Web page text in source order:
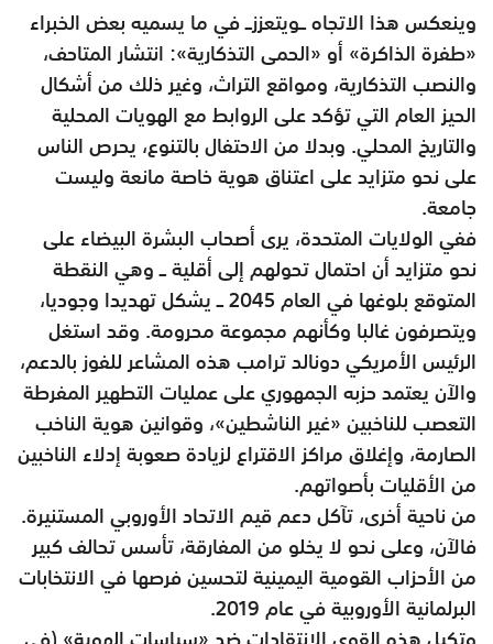
وينعكس هذا الاتجاه ــويتعززــ في ما يسميه بعض الخبراء
«طفرة الذاكرة» أو «الحمى التذكارية»: انتشار المتاحف،
والنصب التذكارية، ومواقع التراث، وغير ذلك من أشكال
الحيز العام التي تؤكد على الروابط مع الهويات المحلية
والتاريخ المحلي. وبدلا من الاحتفال بالتنوع، يحرص الناس
على نحو متزايد على اعتناق هوية خاصة مانعة وليست
جامعة.
ففي الولايات المتحدة، يرى أصحاب البشرة البيضاء على
نحو متزايد أن احتمال تحولهم إلى أقلية ــ وهي النقطة
المتوقع بلوغها في العام 2045 ــ يشكل تهديدا وجوديا،
ويتصرفون غالبا وكأنهم مجموعة محرومة. وقد استغل
الرئيس الأمريكي دونالد ترامب هذه المشاعر للفوز بالدعم،
والآن يعتمد حزبه الجمهوري على عمليات التطهير المفرطة
التعصب للناخبين «غير الناشطين»، وقوانين هوية الناخب
الصارمة، وإغلاق مراكز الاقتراع لزيادة صعوبة إدلاء الناخبين
من الأقليات بأصواتهم.
من ناحية أخرى، تآكل دعم قيم الاتحاد الأوروبي المستنيرة.
فالآن، وعلى نحو لا يخلو من المفارقة، تأسس تحالف كبير
من الأحزاب القومية اليمينية لتحسين فرصها في الانتخابات
البرلمانية الأوروبية في عام 2019.